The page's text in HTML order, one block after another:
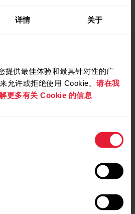
详情 关于
提供最佳体验和最具针对性的广
允许或拒绝使用 Cookie。 请在我
更多有关 Cookie 的信息
电量，您设备上的背光灯不会
您转动手腕查看手表时，背光
启。除训练期间外，背光灯无
亮。
。在选择“始终开启”的情
练期间手表显示屏将始终亮
。请注意，在选择“始终开启”
相比默认设置，耗电速度要快